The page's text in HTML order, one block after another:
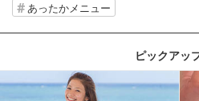
あったかメニュー
ピックアッ